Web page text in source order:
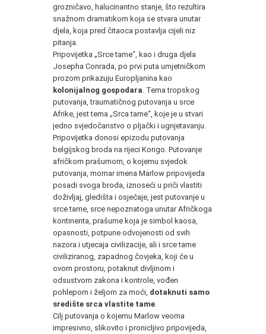
grozničavo, halucinantno stanje, što rezultira
snažnom dramatikom koja se stvara unutar
djela, koja pred čitaoca postavlja cijeli niz
pitanja.
Pripovijetka „Srce tame“, kao i druga djela
Josepha Conrada, po prvi puta umjetničkom
prozom prikazuju Europljanina kao
kolonijalnog gospodara . Tema tropskog
putovanja, traumatičnog putovanja u srce
Afrike, jest tema „Srca tame“, koje je u stvari
jedno svjedočanstvo o pljački i ugnjetavanju.
Pripovijetka donosi epizodu putovanja
belgijskog broda na rijeci Kongo. Putovanje
afričkom prašumom, o kojemu svjedok
putovanja, mornar imena Marlow pripovijeda
posadi svoga broda, iznoseći u priči vlastiti
doživljaj, gledišta i osjećaje, jest putovanje u
srce tame, srce nepoznatoga unutar Afričkoga
kontinenta, prašume koja je simbol kaosa,
opasnosti, potpune odvojenosti od svih
nazora i utjecaja civilizacije, ali i srce tame
civiliziranog, zapadnog čovjeka, koji će u
ovom prostoru, potaknut divljinom i
odsustvom zakona i kontrole, vođen
pohlepom i željom za moći, dotaknuti samo
središte srca vlastite tame
Cilj putovanja o kojemu Marlow veoma
impresivno, slikovito i pronicljivo pripovijeda,